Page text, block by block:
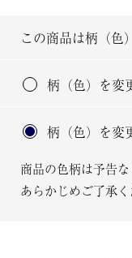
この商品は柄（色
柄（色）を変
柄（色）を変
商品の色柄は予告
あらかじめご了承く